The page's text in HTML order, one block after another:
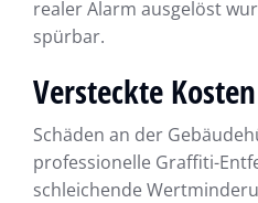
realer Alarm ausgelöst
spürbar.
Versteckte
Schäden an der
professionelle Graffiti-
schleichende